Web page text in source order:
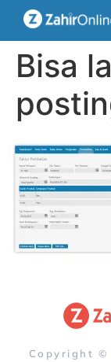
Bisa
Copyright ©